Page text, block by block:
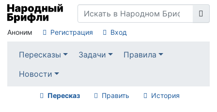
Аноним Регистрация Вход
Пересказы Задачи
Правила
Новости
Пересказ Править История